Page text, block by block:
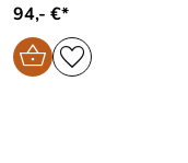
94,- €*